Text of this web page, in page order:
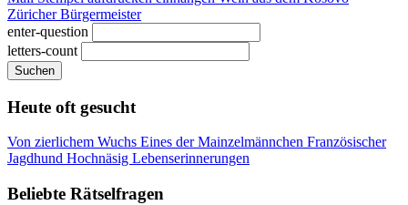
Züricher Bürgermeister
enter-question
letters-count
Suchen
Heute oft gesucht
Von zierlichem Wuchs Eines der Mainzelmännchen Französischer
Jagdhund Hochnäsig Lebenserinnerungen
Beliebte Rätselfragen